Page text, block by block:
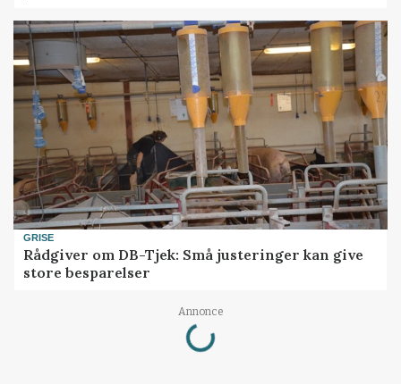
GRISE
Rådgiver om DB-Tjek: Små justeringer kan give
store besparelser
Annonce
Loading...